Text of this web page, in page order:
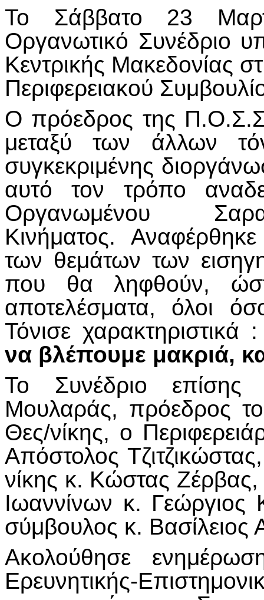
Το Σάββατο 23
Οργανωτικό Συνέδριο
Κεντρικής Μακεδονίας
Περιφερειακού
Ο πρόεδρος της
μεταξύ των άλλων
συγκεκριμένης
αυτό τον τρόπο
Οργανωμένου
Κινήματος.
των θεμάτων των
που θα ληφθούν,
αποτελέσματα, όλοι
Τόνισε χαρακτηριστικά
να βλέπουμε μακριά,
Το Συνέδριο επίσης
Μουλαράς, πρόεδρος
Θες/νίκης, ο
Απόστολος
νίκης κ. Κώστας
Ιωαννίνων κ. Γεώργιος
σύμβουλος κ. Βασίλειος
Ακολούθησε
Ερευνητικής-